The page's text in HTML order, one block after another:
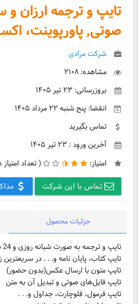
تایپ و ترجمه ارزان و
صوتی, پاورپوینت،
شرکت مرادی
مشاهده: ۲۱۰۸
بروزرسانی: ۲۳ تیر ۱۴۰۵
انقضا: پنج شنبه ۲۲ مرداد ۱۴۰۵
تماس بگیرید
آخرین ورود : ۲۳ تیر ۱۴۰۵
امتیاز:
(تعداد امتیاز
تماس با این شرکت
جزئیات محصول